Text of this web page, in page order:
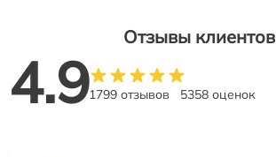
Отзывы клиентов
4.91799 отзывов 5358 оценок